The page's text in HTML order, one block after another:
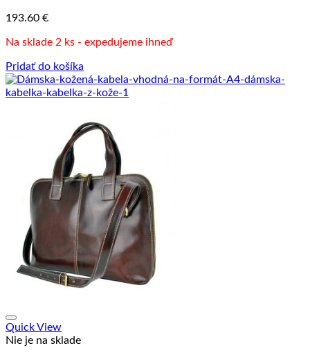
193.60 €
Na sklade 2 ks - expedujeme ihneď
Pridať do košíka
Quick View
Nie je na sklade